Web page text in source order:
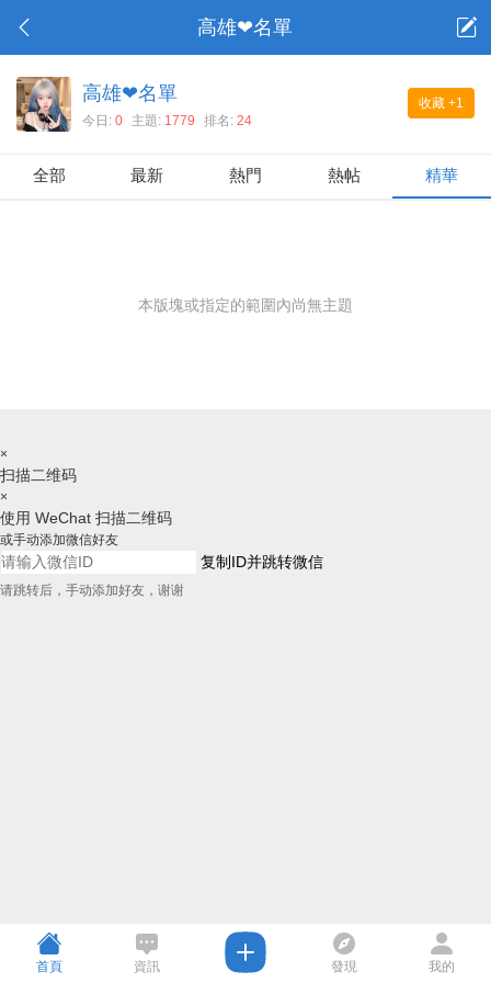
高雄❤名單
收藏 +1
高雄❤名單
今日: 0 主題: 1779 排名: 24
全部 最新 熱門 熱帖 精華
本版塊或指定的範圍內尚無主題
×
扫描二维码
×
使用 WeChat 扫描二维码
或手动添加微信好友
复制ID并跳转微信
请跳转后，手动添加好友，谢谢
首頁 資訊 發現 我的